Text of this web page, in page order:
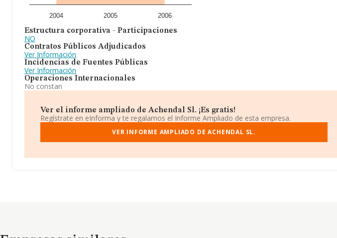
2004 2005 2006
Estructura corporativa - Participaciones
NO
Contratos Públicos Adjudicados
Ver Información
Incidencias de Fuentes Públicas
Ver Información
Operaciones Internacionales
No constan
Ver el informe ampliado de Achendal Sl. ¡Es gratis!
Regístrate en eInforma y te regalamos el Informe Ampliado de esta empresa.
VER INFORME AMPLIADO DE ACHENDAL SL.
Empresas similares